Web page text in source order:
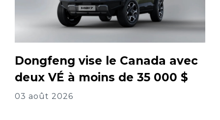
Dongfeng vise le Canada avec
deux VÉ à moins de 35 000 $
03 août 2026